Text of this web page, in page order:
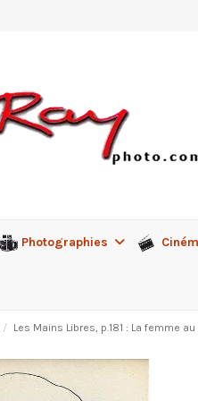
Photographies
Les Mains Libres, p.181 : La femme